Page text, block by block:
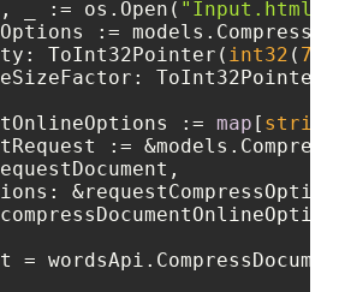
_ := os.Open( "Input.html"
:=
ToInt32Pointer(
int32 ( 75
ToInt32Pointer(
:= map [ string
:=
=